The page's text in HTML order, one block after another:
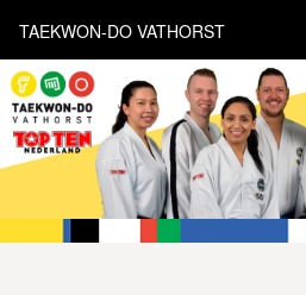
TAEKWON-DO VATHORST
HOME
NIEUWS
AGENDA
INFORMATIE
LESTIJDEN